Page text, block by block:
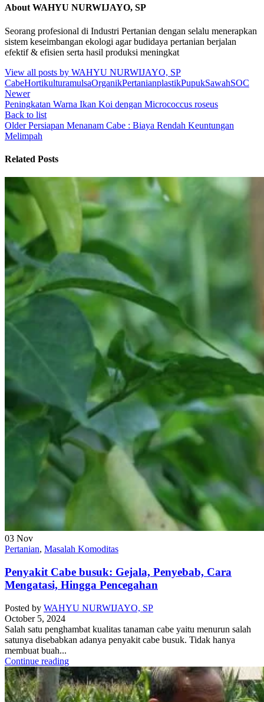
About WAHYU NURWIJAYO, SP
Seorang profesional di Industri Pertanian dengan selalu menerapkan
sistem keseimbangan ekologi agar budidaya pertanian berjalan
efektif & efisien serta hasil produksi meningkat
View all posts by WAHYU NURWIJAYO, SP
CabeHortikulturamulsaOrganikPertanianplastikPupukSawahSOC
Newer
Peningkatan Warna Ikan Koi dengan Micrococcus roseus
Back to list
Older Persiapan Menanam Cabe : Biaya Rendah Keuntungan
Melimpah
Related Posts
03 Nov
Pertanian, Masalah Komoditas
Penyakit Cabe busuk: Gejala, Penyebab, Cara
Mengatasi, Hingga Pencegahan
Posted by WAHYU NURWIJAYO, SP
October 5, 2024
Salah satu penghambat kualitas tanaman cabe yaitu menurun salah
satunya disebabkan adanya penyakit cabe busuk. Tidak hanya
membuat buah...
Continue reading